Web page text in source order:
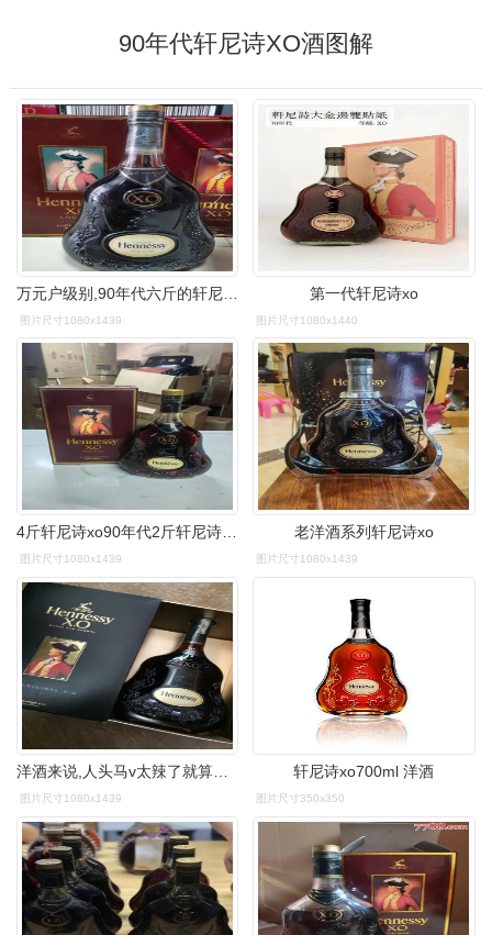
90年代轩尼诗XO酒图解
图片尺寸1080x1439
第一代轩尼诗xo
图片尺寸1080x1440
4斤轩尼诗xo90年代2斤轩尼诗xo90年代3斤轩尼诗xo90年代6斤轩尼诗xo90
图片尺寸1080x1439
老洋酒系列轩尼诗xo
图片尺寸1080x1439
图片尺寸1080x1439
轩尼诗xo700ml 洋酒
图片尺寸350x350